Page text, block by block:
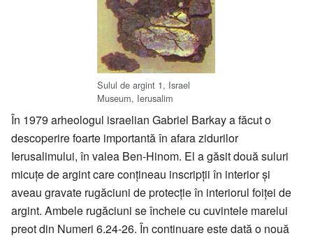
Sulul de argint 1, Israel
Museum, Ierusalim
În 1979 arheologul israelian Gabriel Barkay a făcut o
descoperire foarte importantă în afara zidurilor
Ierusalimului, în valea Ben-Hinom. El a găsit două suluri
micuţe de argint care conţineau inscripţii în interior şi
aveau gravate rugăciuni de protecţie în interiorul foiţei de
argint. Ambele rugăciuni se încheie cu cuvintele marelui
preot din Numeri 6.24-26. În continuare este dată o nouă